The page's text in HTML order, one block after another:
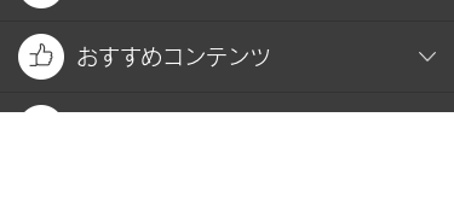
おすすめコンテンツ